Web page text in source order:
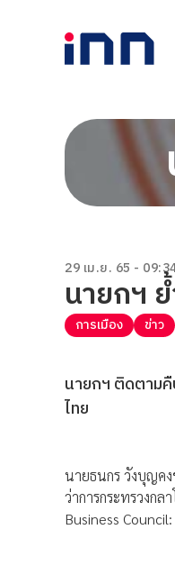
29 เม.ย. 65 -
นายกฯ
การเมือง ข่าว
นายกฯ ติดตาม
ไทย
นายธนกร วังบุญค
ว่าการกระทรวงก
Business